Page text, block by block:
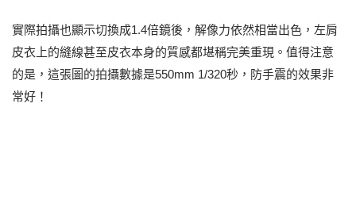
實際拍攝也顯示切換成1.4倍鏡後，解像力依然相當出色，左肩
皮衣上的縫線甚至皮衣本身的質感都堪稱完美重現。值得注意
的是，這張圖的拍攝數據是550mm 1/320秒，防手震的效果非
常好！